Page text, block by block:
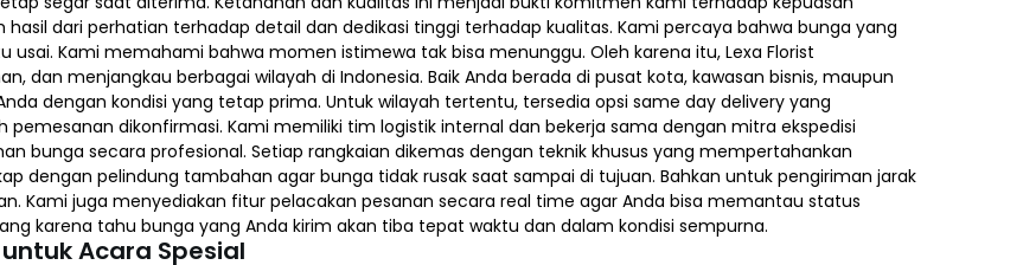
dari perhatian terhadap detail dan dedikasi tinggi terhadap kualitas. Kami percaya bahwa bunga yang
Kami memahami bahwa momen istimewa tak bisa menunggu. Oleh karena itu, Lexa Florist
dan menjangkau berbagai wilayah di Indonesia. Baik Anda berada di pusat kota, kawasan bisnis, maupun
dengan kondisi yang tetap prima. Untuk wilayah tertentu, tersedia opsi same day delivery yang
dikonfirmasi. Kami memiliki tim logistik internal dan bekerja sama dengan mitra ekspedisi
bunga secara profesional. Setiap rangkaian dikemas dengan teknik khusus yang mempertahankan
dengan pelindung tambahan agar bunga tidak rusak saat sampai di tujuan. Bahkan untuk pengiriman jarak
Kami juga menyediakan fitur pelacakan pesanan secara real time agar Anda bisa memantau status
karena tahu bunga yang Anda kirim akan tiba tepat waktu dan dalam kondisi sempurna.
Acara Spesial